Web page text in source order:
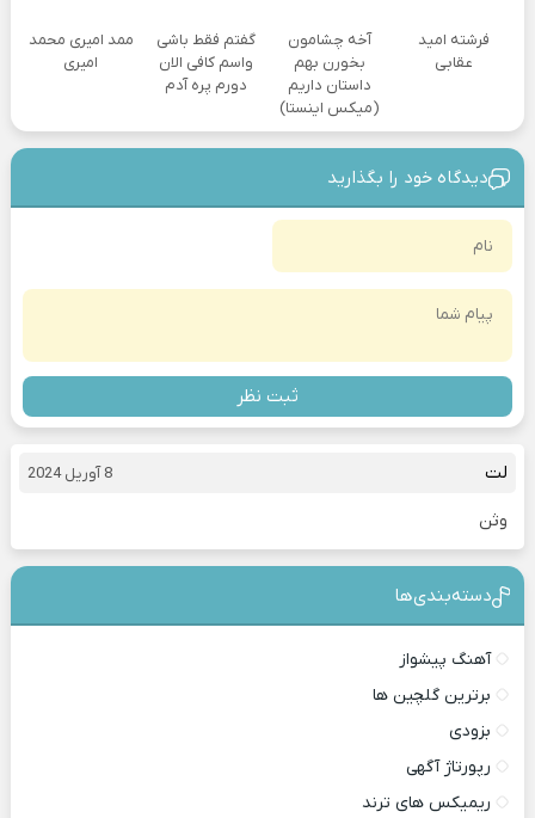
فرشته امید
عقابی
آخه چشامون
بخورن بهم
داستان داریم
(میکس اینستا)
گفتم فقط باشی
واسم کافی الان
دورم پره آدم
ممد امیری محمد
امیری
دیدگاه خود را بگذارید
ثبت نظر
لت 8 آوریل 2024
وثن
دسته‌بندی‎‌‌ها
آهنگ پیشواز
برترین گلچین ها
بزودی
رپورتاژ آگهی
ریمیکس های ترند